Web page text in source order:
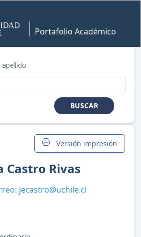
Portafolio Académico
BUSCAR
Versión impresión
Castro Rivas
jecastro@uchile.cl